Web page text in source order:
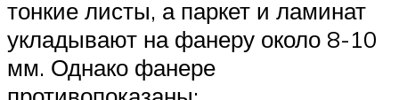
тонкие листы, а паркет и ламинат
укладывают на фанеру около 8-10
мм. Однако фанере